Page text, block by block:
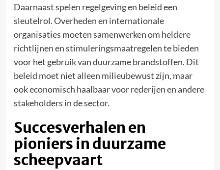
Daarnaast spelen regelgeving en beleid een
sleutelrol. Overheden en internationale
organisaties moeten samenwerken om heldere
richtlijnen en stimuleringsmaatregelen te bieden
voor het gebruik van duurzame brandstoffen. Dit
beleid moet niet alleen milieubewust zijn, maar
ook economisch haalbaar voor rederijen en andere
stakeholders in de sector.
Succesverhalen en
pioniers in duurzame
scheepvaart